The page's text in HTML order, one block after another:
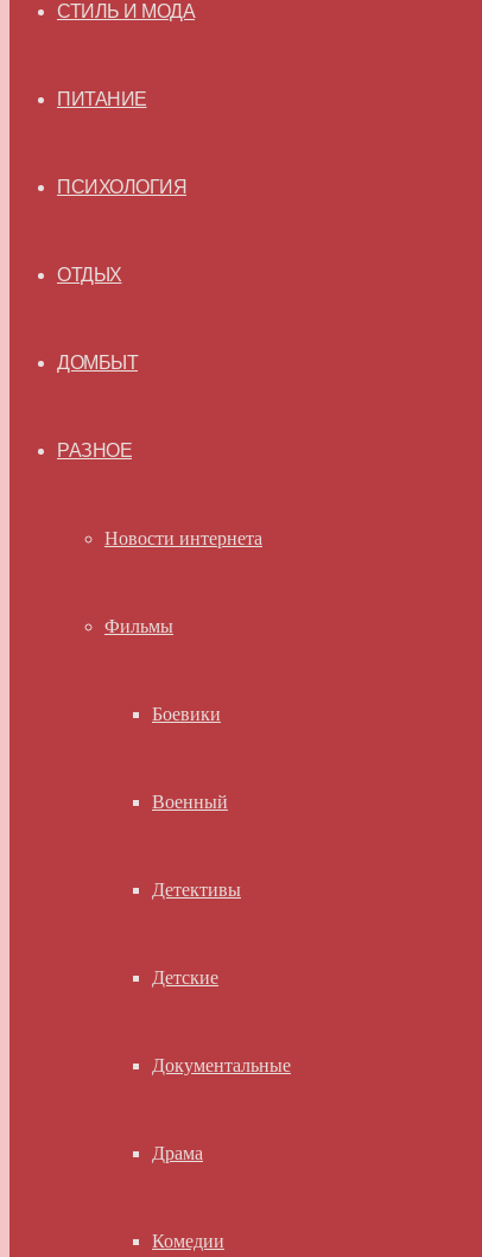
СТИЛЬ И МОДА
ПИТАНИЕ
ПСИХОЛОГИЯ
ОТДЫХ
ДОМБЫТ
РАЗНОЕ
Новости интернета
Фильмы
Боевики
Военный
Детективы
Детские
Документальные
Драма
Комедии